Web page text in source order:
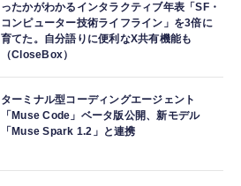
ったかがわかるインタラクティブ年表「SF・
コンピューター技術ライフライン」を3倍に
育てた。自分語りに便利なX共有機能も
（CloseBox）
ターミナル型コーディングエージェント
「Muse Code」ベータ版公開、新モデル
「Muse Spark 1.2」と連携